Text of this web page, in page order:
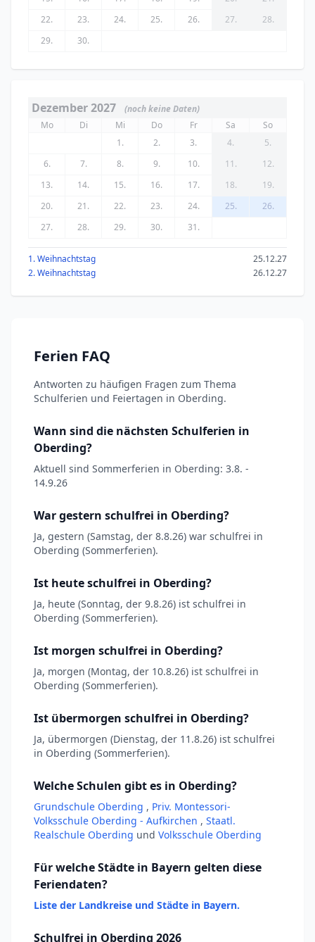
22.
23. 24. 25. 26. 27.
28.
29.
30.
Dezember 2027
(noch keine Daten)
Mo
Di Mi Do Fr Sa
So
1.
2. 3. 4.
5.
6.
7. 8. 9. 10. 11.
12.
13.
14. 15. 16. 17. 18.
19.
20.
21. 22. 23. 24. 25.
26.
27.
28. 29. 30. 31.
1. Weihnachtstag
25.12.27
2. Weihnachtstag
26.12.27
Ferien FAQ
Antworten zu häufigen Fragen zum Thema
Schulferien und Feiertagen in Oberding.
Wann sind die nächsten Schulferien in
Oberding?
Aktuell sind Sommerferien in Oberding: 3.8. -
14.9.26
War gestern schulfrei in Oberding?
Ja, gestern (Samstag, der 8.8.26) war schulfrei in
Oberding (Sommerferien).
Ist heute schulfrei in Oberding?
Ja, heute (Sonntag, der 9.8.26) ist schulfrei in
Oberding (Sommerferien).
Ist morgen schulfrei in Oberding?
Ja, morgen (Montag, der 10.8.26) ist schulfrei in
Oberding (Sommerferien).
Ist übermorgen schulfrei in Oberding?
Ja, übermorgen (Dienstag, der 11.8.26) ist schulfrei
in Oberding (Sommerferien).
Welche Schulen gibt es in Oberding?
Grundschule Oberding , Priv. Montessori-
Volksschule Oberding - Aufkirchen , Staatl.
Realschule Oberding und Volksschule Oberding
Für welche Städte in Bayern gelten diese
Feriendaten?
Liste der Landkreise und Städte in Bayern.
Schulfrei in Oberding 2026